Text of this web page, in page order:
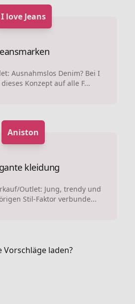
I love Jeans
Ausnahmslos Denim? Bei I
Konzept auf alle F...
Aniston
kleidung
Outlet: Jung, trendy und
Stil-Faktor verbunde...
Vorschläge laden?